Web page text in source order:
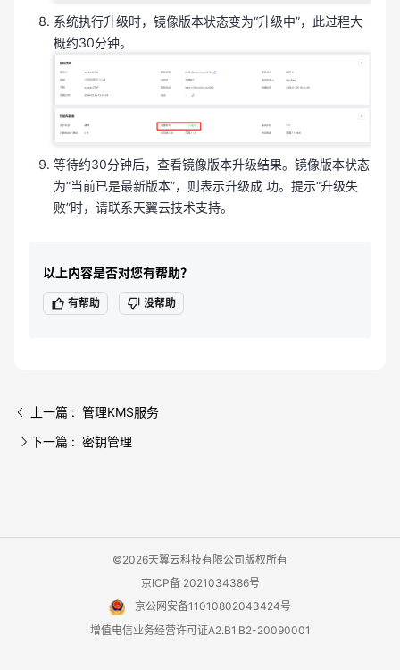
系统执行升级时，镜像版本状态变为“升级中”，此过程大
概约30分钟。
等待约30分钟后，查看镜像版本升级结果。镜像版本状态
为“当前已是最新版本”，则表示升级成 功。提示“升级失
败”时，请联系天翼云技术支持。
以上内容是否对您有帮助？
有帮助 没帮助
上一篇 : 管理KMS服务
下一篇 : 密钥管理
©2026天翼云科技有限公司版权所有
京ICP备 2021034386号
京公网安备11010802043424号
增值电信业务经营许可证A2.B1.B2-20090001